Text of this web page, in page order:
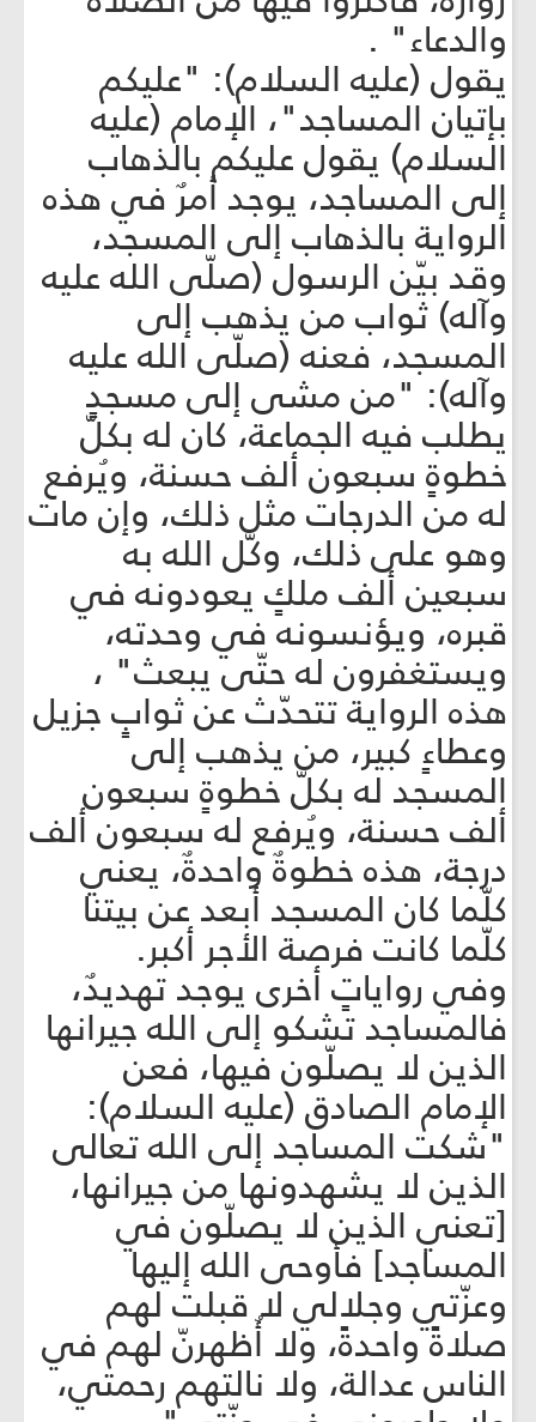
والدعاء" .
يقول (عليه السلام): "عليكم
بإتيان المساجد"، الإمام (عليه
السلام) يقول عليكم بالذهاب
إلى المساجد، يوجد أمرٌ في هذه
الرواية بالذهاب إلى المسجد،
وقد بيّن الرسول (صلّى الله عليه
وآله) ثواب من يذهب إلى
المسجد، فعنه (صلّى الله عليه
وآله): "من مشى إلى مسجدٍ
يطلب فيه الجماعة، كان له بكلّ
خطوةٍ سبعون ألف حسنة، ويُرفع
له من الدرجات مثل ذلك، وإن مات
وهو على ذلك، وكّل الله به
سبعين ألف ملكٍ يعودونه في
قبره، ويؤنسونه في وحدته،
ويستغفرون له حتّى يبعث" ،
هذه الرواية تتحدّث عن ثوابٍ جزيل
وعطاءٍ كبير، من يذهب إلى
المسجد له بكلّ خطوةٍ سبعون
ألف حسنة، ويُرفع له سبعون ألف
درجة، هذه خطوةٌ واحدةٌ، يعني
كلّما كان المسجد أبعد عن بيتنا
كلّما كانت فرصة الأجر أكبر.
وفي رواياتٍ أخرى يوجد تهديدٌ،
فالمساجد تشكو إلى الله جيرانها
الذين لا يصلّون فيها، فعن
الإمام الصادق (عليه السلام):
"شكت المساجد إلى الله تعالى
الذين لا يشهدونها من جيرانها،
[تعني الذين لا يصلّون في
المساجد] فأوحى الله إليها
وعزّتي وجلالي لا قبلت لهم
صلاةً واحدةً، ولا أُظهرنّ لهم في
الناس عدالة، ولا نالتهم رحمتي،